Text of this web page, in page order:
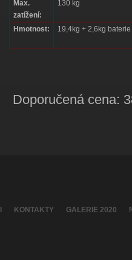
Max.
zatížení:
130 kg
Hmotnost: 19,4kg + 2,6kg baterie
Doporučená cena:
KONTAKTY GALERIE 2020